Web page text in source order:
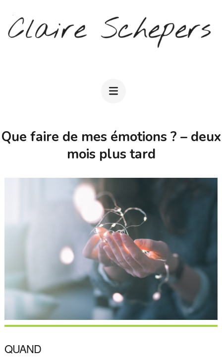
contenu
Que faire de mes émotions ? – deux
mois plus tard
QUAND